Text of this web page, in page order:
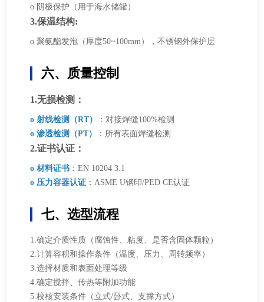
o 阴极保护（用于海水储罐）
3.保温结构:
o 聚氨酯发泡（厚度50~100mm），不锈钢外保护层
六、质量控制
1.无损检测：
o 射线检测（RT）
：对接焊缝100%检测
o 渗透检测（PT）
：所有表面焊缝检测
2.证书认证：
o 材料证书 ：EN 10204 3.1
o 压力容器认证 ：ASME U钢印/PED CE认证
七、选型流程
1.确定介质性质（腐蚀性、粘度、是否含固体颗粒）
2.计算容积和操作条件（温度、压力、周转频率）
3.选择材质和表面处理等级
4.确定搅拌、传热等附加功能
5.校核安装条件（立式/卧式、支撑方式）